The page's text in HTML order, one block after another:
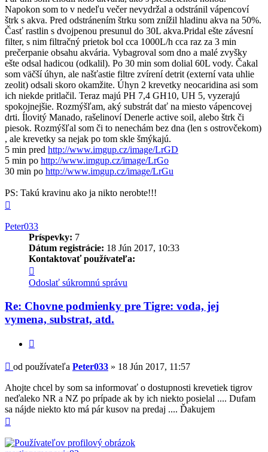
Napokon som to v nedeľu večer nevydržal a odstránil vápencoví
štrk s akva. Pred odstránením štrku som znížil hladinu akva na 50%.
Časť rastlin s dvojpenou presunul do 30L akva.Pridal ešte závesní
filter, s nim filtračný prietok bol cca 1000L/h cca raz za 3 min
prečerpanie obsahu akvária. Vybagroval som dno a malé zvyšky
ešte odsal hadicou (odkalil). Po 30 min som dolial 60L vody. Čakal
som väčší úhyn, ale našťastie filtre zvírení detrit (externí vata uhlie
zeolit) odsali skoro okamžite. Úhyn 2 krevetky neocaridina asi som
ich niekde pritlačil. Teraz majú PH 7,4 GH10, UH 5, vyzerajú
spokojnejšie. Rozmýšľam, aký substrát dať na miesto vápencovej
drti. Ílovitý Manado, rašelinoví Denerle active soil, alebo štrk či
piesok. Rozmýšľal som či to nenechám bez dna (len s ostrovčekom)
, ale krevetky sa nejak po tom skle šmýkajú.
5 min pred http://www.imgup.cz/image/LrGD
5 min po http://www.imgup.cz/image/LrGo
30 min po http://www.imgup.cz/image/LrGu
PS: Takú kravinu ako ja nikto nerobte!!!
Peter033
Príspevky: 7
Dátum registrácie: 18 Jún 2017, 10:33
Kontaktovať používateľa:
informácie
používateľa
-
Peter033
Odoslať súkromnú správu
Re: Chovne podmienky pre Tigre: voda, jej
vymena, substrat, atd.
Príspevok
od používateľa Peter033 » 18 Jún 2017, 11:57
Ahojte chcel by som sa informovať o dostupnosti krevetiek tigrov
neďaleko NR a NZ po prípade ak by ich niekto posielal .... Dufam
sa nájde niekto kto má pár kusov na predaj .... Ďakujem